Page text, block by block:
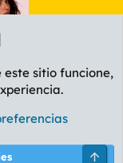
este sitio funcione,